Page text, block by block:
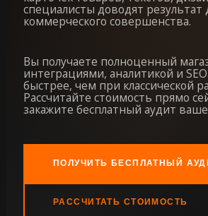
специалисты доводят результат
коммерческого совершенства.
Вы получаете полноценный
интеграциями, аналитикой и
быстрее, чем при классической
Рассчитайте стоимость прямо
закажите бесплатный аудит
ПОЛУЧИТЬ БЕСПЛАТНЫЙ
РАССЧИТАТЬ СТОИМОСТЬ